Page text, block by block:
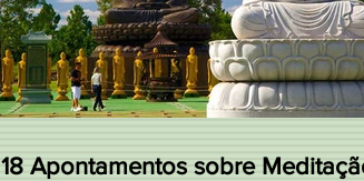
18 Apontamentos sobre